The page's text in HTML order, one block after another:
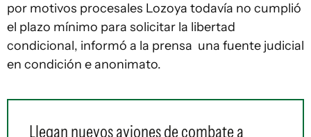
por motivos procesales Lozoya todavía no cumplió
el plazo mínimo para solicitar la libertad
condicional, informó a la prensa una fuente judicial
en condición e anonimato.
Llegan nuevos aviones de combate a